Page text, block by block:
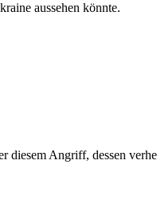
aussehen könnte.
Angriff, dessen